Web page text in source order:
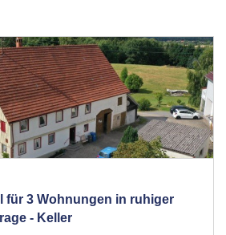
für 3 Wohnungen in ruhiger
- Keller